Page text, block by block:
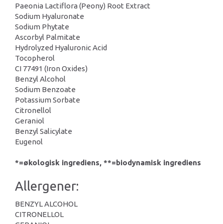
Paeonia Lactiflora (Peony) Root Extract
Sodium Hyaluronate
Sodium Phytate
Ascorbyl Palmitate
Hydrolyzed Hyaluronic Acid
Tocopherol
CI 77491 (Iron Oxides)
Benzyl Alcohol
Sodium Benzoate
Potassium Sorbate
Citronellol
Geraniol
Benzyl Salicylate
Eugenol
*=økologisk ingrediens, **=biodynamisk ingrediens
Allergener:
BENZYL ALCOHOL
CITRONELLOL